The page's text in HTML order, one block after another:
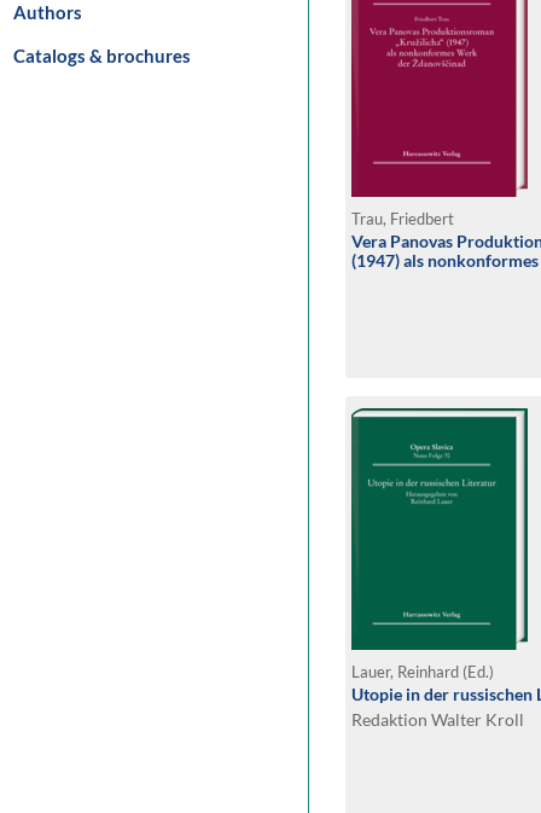
Authors
Catalogs & brochures
Trau, Friedbert
Vera Panovas
(1947) als
Lauer, Reinhard (Ed.)
Utopie in der russischen
Redaktion Walter Kroll